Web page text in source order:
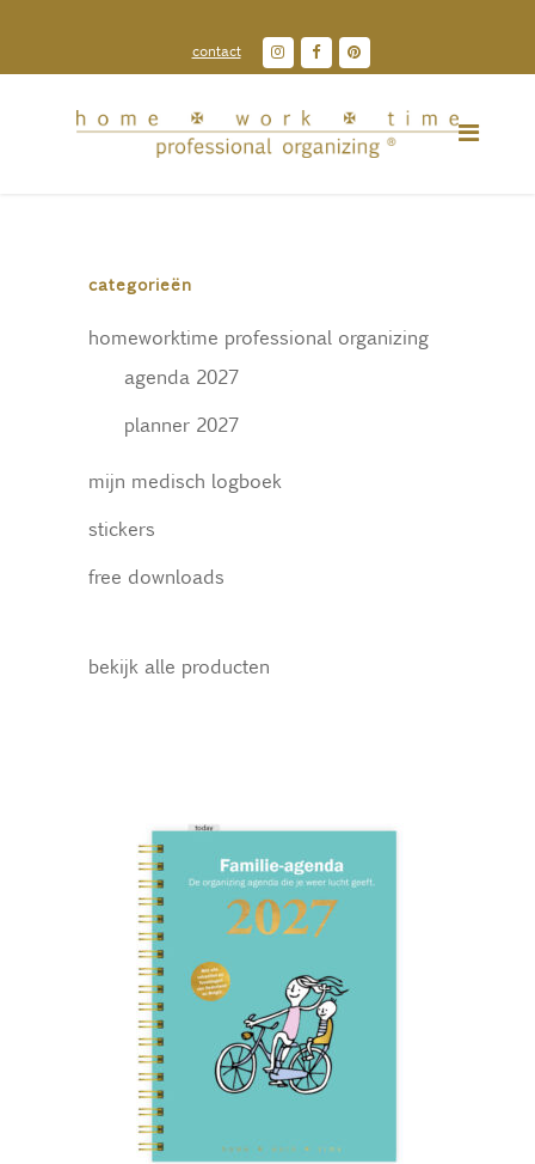
contact
categorieën
homeworktime professional organizing
agenda 2027
planner 2027
mijn medisch logboek
stickers
free downloads
bekijk alle producten